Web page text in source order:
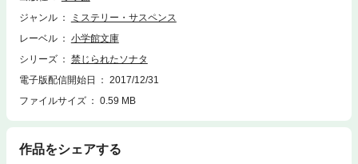
ジャンル
ミステリー・サスペンス
レーベル
小学館文庫
シリーズ
禁じられたソナタ
電子版配信開始日
2017/12/31
ファイルサイズ
0.59 MB
作品をシェアする